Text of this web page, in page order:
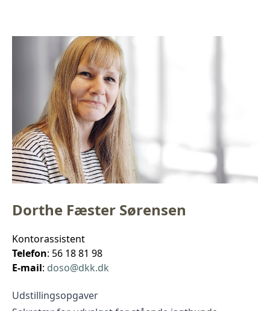
Dorthe Fæster Sørensen
Kontorassistent
Telefon: 56 18 81 98
E-mail: doso@dkk.dk
Udstillingsopgaver